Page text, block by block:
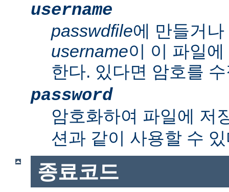
username
passwdfile에 만들거
username이 이 파일
한다. 있다면 암호를
password
암호화하여 파일에 저
션과 같이 사용할 수
종료코드